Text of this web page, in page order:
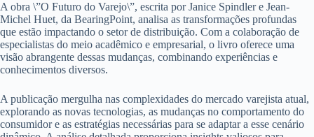
A obra \”O Futuro do Varejo\”, escrita por Janice Spindler e Jean-
Michel Huet, da BearingPoint, analisa as transformações profundas
que estão impactando o setor de distribuição. Com a colaboração de
especialistas do meio acadêmico e empresarial, o livro oferece uma
visão abrangente dessas mudanças, combinando experiências e
conhecimentos diversos.
A publicação mergulha nas complexidades do mercado varejista atual,
explorando as novas tecnologias, as mudanças no comportamento do
consumidor e as estratégias necessárias para se adaptar a esse cenário